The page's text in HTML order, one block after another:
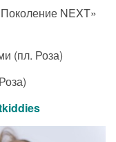
NEXT»
(пл. Роза)